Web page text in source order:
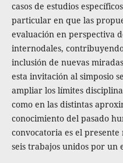
casos de estudios
particular en que las
evaluación en perspectiva
internodales,
inclusión de nuevas
esta invitación al simposio
ampliar los límites
como en las distintas
conocimiento del pasado
convocatoria es el
seis trabajos unidos por un